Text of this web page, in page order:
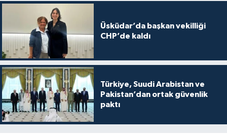
Üsküdar’da başkan vekilliği
CHP’de kaldı
Türkiye, Suudi Arabistan ve
Pakistan’dan ortak güvenlik
paktı